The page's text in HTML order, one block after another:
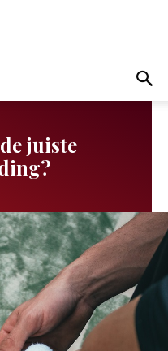
juiste